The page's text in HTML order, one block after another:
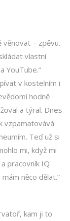
– zpěvu.
vlastní
YouTube.“
v kostelním i
hodně
a týral. Dnes
vzpamatovává
Teď už si
mi, když mi
pracovník IQ
něco dělat.“
kam ji to